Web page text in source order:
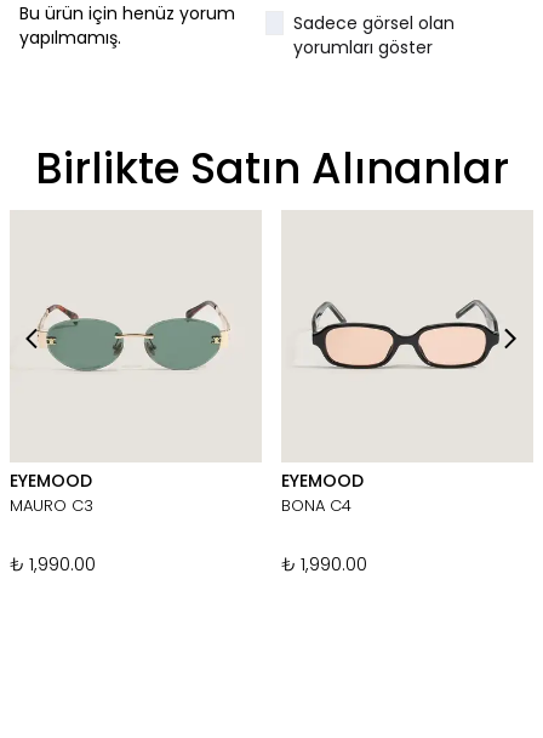
Bu ürün için henüz yorum
yapılmamış.
Sadece görsel olan
yorumları göster
Birlikte Satın Alınanlar
EYEMOOD
MAURO C3
₺ 1,990.00
EYEMOOD
BONA C4
₺ 1,990.00